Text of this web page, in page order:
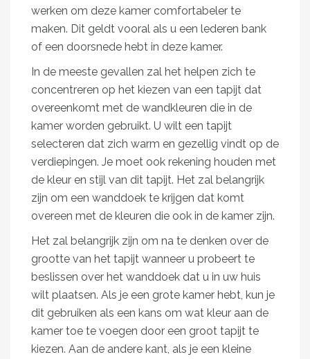
werken om deze kamer comfortabeler te
maken. Dit geldt vooral als u een lederen bank
of een doorsnede hebt in deze kamer.
In de meeste gevallen zal het helpen zich te
concentreren op het kiezen van een tapijt dat
overeenkomt met de wandkleuren die in de
kamer worden gebruikt. U wilt een tapijt
selecteren dat zich warm en gezellig vindt op de
verdiepingen. Je moet ook rekening houden met
de kleur en stijl van dit tapijt. Het zal belangrijk
zijn om een wanddoek te krijgen dat komt
overeen met de kleuren die ook in de kamer zijn.
Het zal belangrijk zijn om na te denken over de
grootte van het tapijt wanneer u probeert te
beslissen over het wanddoek dat u in uw huis
wilt plaatsen. Als je een grote kamer hebt, kun je
dit gebruiken als een kans om wat kleur aan de
kamer toe te voegen door een groot tapijt te
kiezen. Aan de andere kant, als je een kleine